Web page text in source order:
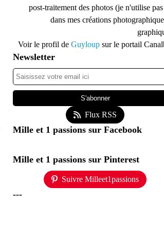
post-traitement des photos (je n'utilise
dans mes créations
Voir le profil de Guyloup sur le portail
Newsletter
Flux RSS
Mille et 1 passions sur Facebook
Mille et 1 passions sur Pinterest
Suivre Milleet1passions
---